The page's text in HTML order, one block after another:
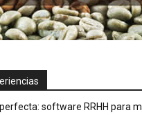
software RRHH para